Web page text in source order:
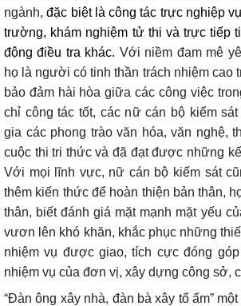
ngành,đặc biệt l à công tác trực nghiệp
trường, khám nghiệm tử thi và trực tiếp
động điều tra khác. Với niềm đam mê
họ là người có tinh thần trách nhiệm cao
bảo đảm hài hòa giữa các công việc
chỉ công tác tốt, các nữ cán bộ kiểm sát
gia các phong trào văn hóa, văn nghệ,
cuộc thi tri thức và đã đạt được những
Với mọi lĩnh vực, nữ cán bộ kiểm sát
thêm kiến thức để hoàn thiện bản thân,
thân, biết đánh giá mặt mạnh mặt yếu
vươn lên khó khăn, khắc phục những
nhiệm vụ được giao, tích cực đóng
nhiệm vụ của đơn vị, xây dựng công sở,
“Đàn ông xây nhà, đàn bà xây tổ ấm”